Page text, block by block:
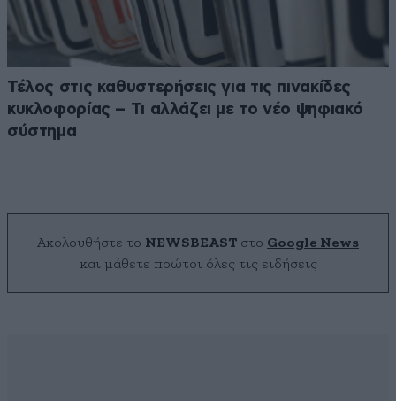
Τέλος στις καθυστερήσεις για τις πινακίδες
κυκλοφορίας – Τι αλλάζει με το νέο ψηφιακό
σύστημα
Ακολουθήστε το NEWSBEAST στο Google News
και μάθετε πρώτοι όλες τις ειδήσεις